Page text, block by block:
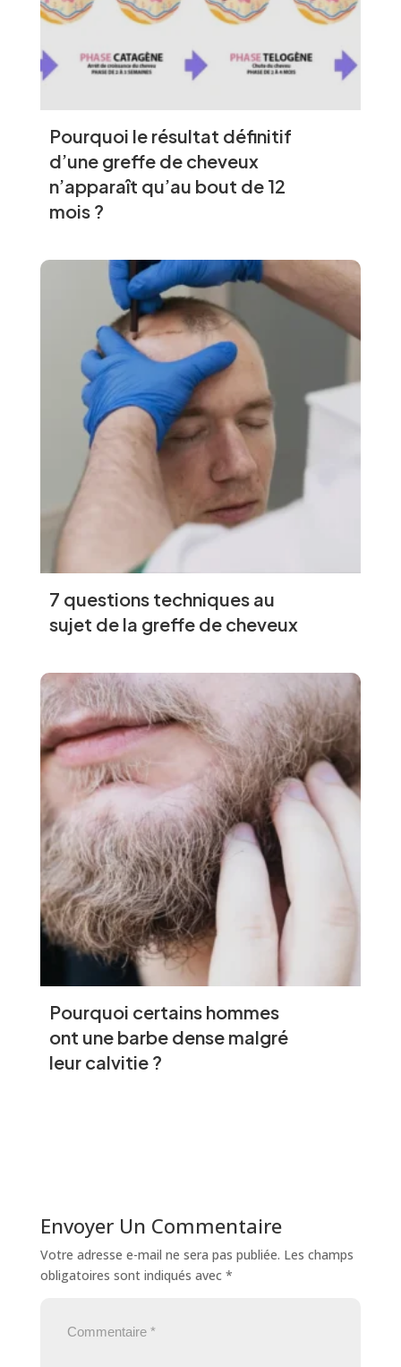
Pourquoi le résultat définitif
d’une greffe de cheveux
n’apparaît qu’au bout de 12
mois ?
7 questions techniques au
sujet de la greffe de cheveux
Pourquoi certains hommes
ont une barbe dense malgré
leur calvitie ?
Envoyer Un Commentaire
Votre adresse e-mail ne sera pas publiée. Les champs
obligatoires sont indiqués avec *